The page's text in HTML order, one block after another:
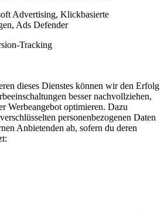
Advertising, Klickbasierte
Ads Defender
Tracking
dieses Dienstes können wir den Erfolg
besser nachvollziehen,
Werbeangebot optimieren. Dazu
personenbezogenen Daten
Anbietenden ab, sofern du deren